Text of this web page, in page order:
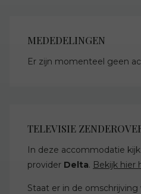
MEDEDELINGEN
Er zijn momenteel geen
TELEVISIE
In deze accommodatie
provider Delta. Bekijk hier
Staat er in de